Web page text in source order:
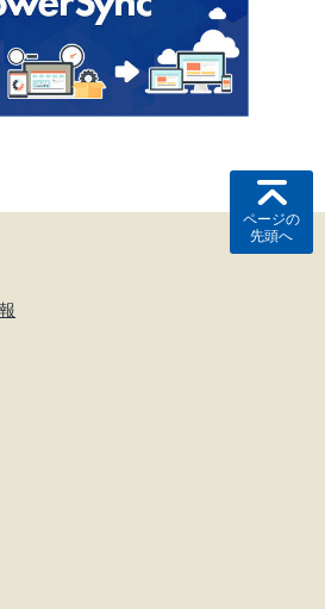
ページの
先頭へ